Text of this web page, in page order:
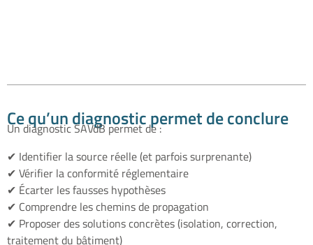
Ce qu’un diagnostic permet de conclure
Un diagnostic SAVdB permet de :
✔ Identifier la source réelle (et parfois surprenante)
✔ Vérifier la conformité réglementaire
✔ Écarter les fausses hypothèses
✔ Comprendre les chemins de propagation
✔ Proposer des solutions concrètes (isolation, correction,
traitement du bâtiment)